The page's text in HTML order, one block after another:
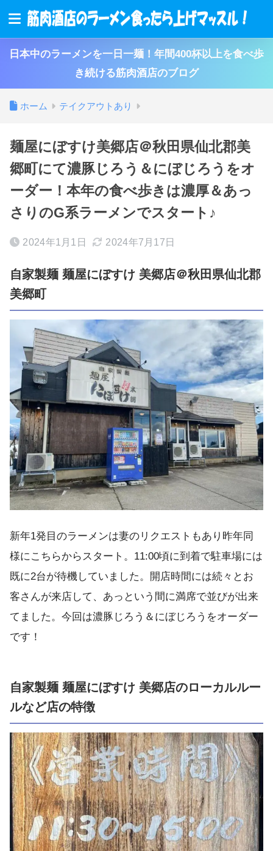
日本中のラーメンを一日一麺！年間400杯以上を食べ歩
き続ける筋肉酒店のブログ
ホーム テイクアウトあり
麺屋にぼすけ美郷店＠秋田県仙北郡美
郷町にて濃豚じろう＆にぼじろうをオ
ーダー！本年の食べ歩きは濃厚＆あっ
さりのG系ラーメンでスタート♪
2024年1月1日 2024年7月17日
自家製麺 麺屋にぼすけ 美郷店＠秋田県仙北郡
美郷町
新年1発目のラーメンは妻のリクエストもあり昨年同
様にこちらからスタート。11:00頃に到着で駐車場には
既に2台が待機していました。開店時間には続々とお
客さんが来店して、あっという間に満席で並びが出来
てました。今回は濃豚じろう＆にぼじろうをオーダー
です！
自家製麺 麺屋にぼすけ 美郷店のローカルルー
ルなど店の特徴